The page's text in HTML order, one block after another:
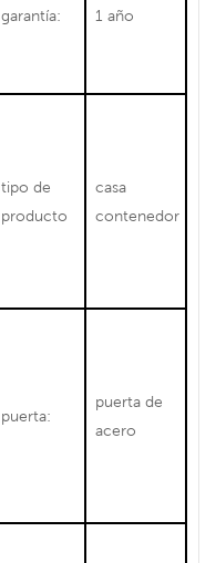
garantía: 1 año
tipo de
producto
casa
contenedor
puerta:
puerta de
acero